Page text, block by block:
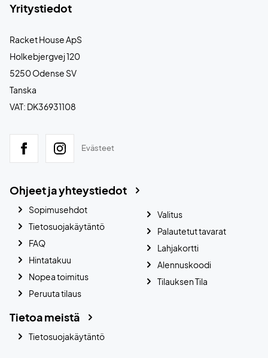
Yritystiedot
Racket House ApS
Holkebjergvej 120
5250 Odense SV
Tanska
VAT: DK36931108
Evästeet
Ohjeet ja yhteystiedot
Sopimusehdot
Tietosuojakäytäntö
FAQ
Hintatakuu
Nopea toimitus
Peruuta tilaus
Valitus
Palautetut tavarat
Lahjakortti
Alennuskoodi
Tilauksen Tila
Tietoa meistä
Tietosuojakäytäntö